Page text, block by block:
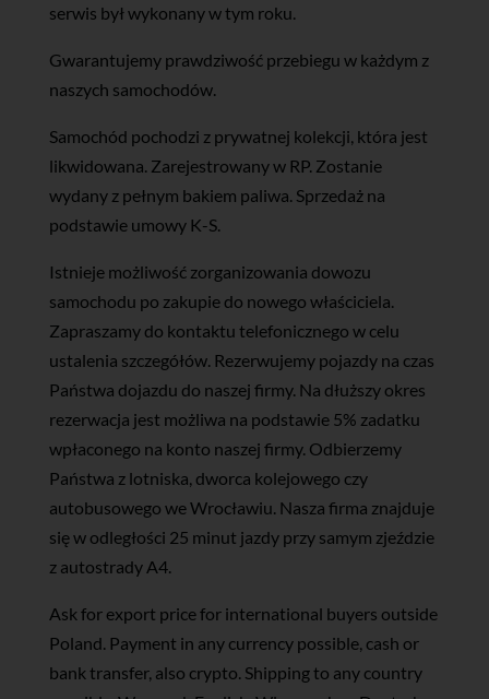
serwis był wykonany w tym roku.
Gwarantujemy prawdziwość przebiegu w każdym z
naszych samochodów.
Samochód pochodzi z prywatnej kolekcji, która jest
likwidowana. Zarejestrowany w RP. Zostanie
wydany z pełnym bakiem paliwa. Sprzedaż na
podstawie umowy K-S.
Istnieje możliwość zorganizowania dowozu
samochodu po zakupie do nowego właściciela.
Zapraszamy do kontaktu telefonicznego w celu
ustalenia szczegółów. Rezerwujemy pojazdy na czas
Państwa dojazdu do naszej firmy. Na dłuższy okres
rezerwacja jest możliwa na podstawie 5% zadatku
wpłaconego na konto naszej firmy. Odbierzemy
Państwa z lotniska, dworca kolejowego czy
autobusowego we Wrocławiu. Nasza firma znajduje
się w odległości 25 minut jazdy przy samym zjeździe
z autostrady A4.
Ask for export price for international buyers outside
Poland. Payment in any currency possible, cash or
bank transfer, also crypto. Shipping to any country